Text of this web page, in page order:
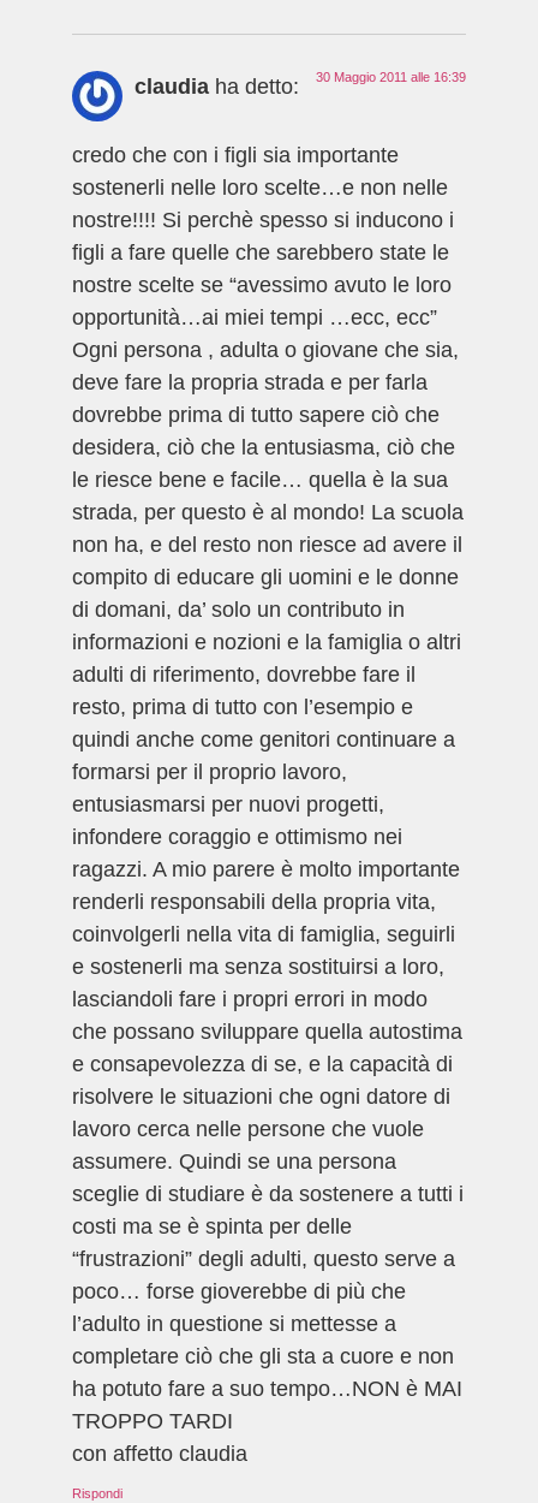
claudia ha detto: 30 Maggio 2011 alle 16:39
credo che con i figli sia importante
sostenerli nelle loro scelte…e non nelle
nostre!!!! Si perchè spesso si inducono i
figli a fare quelle che sarebbero state le
nostre scelte se “avessimo avuto le loro
opportunità…ai miei tempi …ecc, ecc”
Ogni persona , adulta o giovane che sia,
deve fare la propria strada e per farla
dovrebbe prima di tutto sapere ciò che
desidera, ciò che la entusiasma, ciò che
le riesce bene e facile… quella è la sua
strada, per questo è al mondo! La scuola
non ha, e del resto non riesce ad avere il
compito di educare gli uomini e le donne
di domani, da’ solo un contributo in
informazioni e nozioni e la famiglia o altri
adulti di riferimento, dovrebbe fare il
resto, prima di tutto con l’esempio e
quindi anche come genitori continuare a
formarsi per il proprio lavoro,
entusiasmarsi per nuovi progetti,
infondere coraggio e ottimismo nei
ragazzi. A mio parere è molto importante
renderli responsabili della propria vita,
coinvolgerli nella vita di famiglia, seguirli
e sostenerli ma senza sostituirsi a loro,
lasciandoli fare i propri errori in modo
che possano sviluppare quella autostima
e consapevolezza di se, e la capacità di
risolvere le situazioni che ogni datore di
lavoro cerca nelle persone che vuole
assumere. Quindi se una persona
sceglie di studiare è da sostenere a tutti i
costi ma se è spinta per delle
“frustrazioni” degli adulti, questo serve a
poco… forse gioverebbe di più che
l’adulto in questione si mettesse a
completare ciò che gli sta a cuore e non
ha potuto fare a suo tempo…NON è MAI
TROPPO TARDI
con affetto claudia
Rispondi